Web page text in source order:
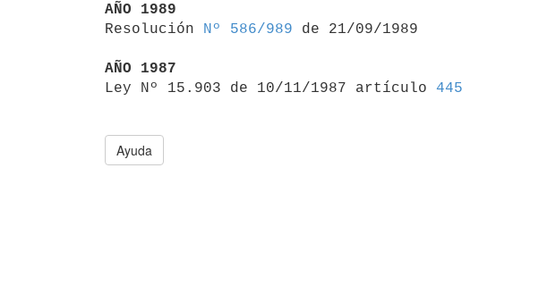
AÑO 1989
Resolución
Nº 586/989 de 21/09/1989
AÑO 1987
Ley Nº 15.903 de 10/11/1987 artículo 445
Ayuda